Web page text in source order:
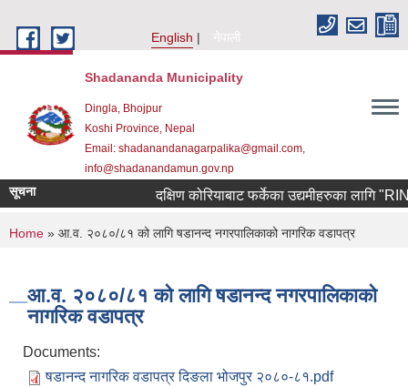
English
नेपाली
Shadananda Municipality
Dingla, Bhojpur
Koshi Province, Nepal
Email: shadanandanagarpalika@gmail.com,
info@shadanandamun.gov.np
सूचना दक्षिण कोरियाबाट फर्केका उद्यमीहरुका लागि
You are here
Home » आ.व. २०८०/८१ को लागि षडानन्द नगरपालिकाको नागरिक वडापत्र
आ.व. २०८०/८१ को लागि षडानन्द नगरपालिकाको
नागरिक वडापत्र
Documents:
षडानन्द नागरिक वडापत्र दिङला भोजपुर २०८०-८१.pdf